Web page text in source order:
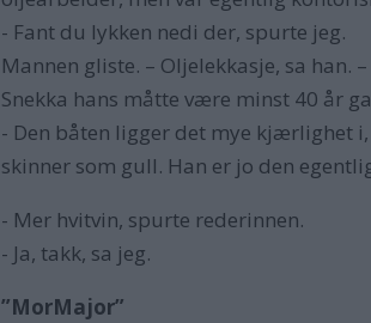
- Fant du lykken nedi der, spurte jeg.
Mannen gliste. – Oljelekkasje, sa han.
Snekka hans måtte være minst 40 år
- Den båten ligger det mye kjærlighet
skinner som gull. Han er jo den
- Mer hvitvin, spurte rederinnen.
- Ja, takk, sa jeg.
”MorMajor”